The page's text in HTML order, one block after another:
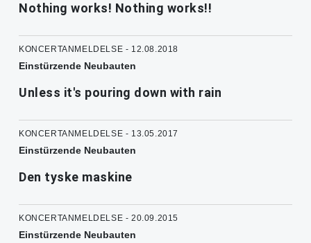
Nothing works! Nothing works!!
KONCERTANMELDELSE - 12.08.2018
Einstürzende Neubauten
Unless it's pouring down with rain
KONCERTANMELDELSE - 13.05.2017
Einstürzende Neubauten
Den tyske maskine
KONCERTANMELDELSE - 20.09.2015
Einstürzende Neubauten